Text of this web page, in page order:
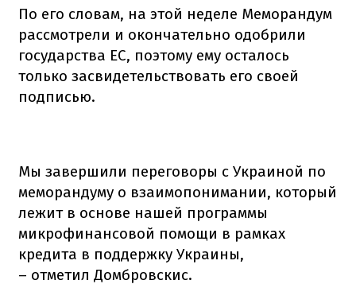
По его словам, на этой неделе Меморандум
рассмотрели и окончательно одобрили
государства ЕС, поэтому ему осталось
только засвидетельствовать его своей
подписью.
Мы завершили переговоры с Украиной по
меморандуму о взаимопонимании, который
лежит в основе нашей программы
микрофинансовой помощи в рамках
кредита в поддержку Украины,
– отметил Домбровскис.